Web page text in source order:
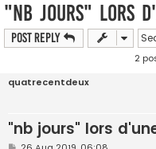
"nb jours" lors
Post Reply
2
quatrecentdeux
"nb jours" lors